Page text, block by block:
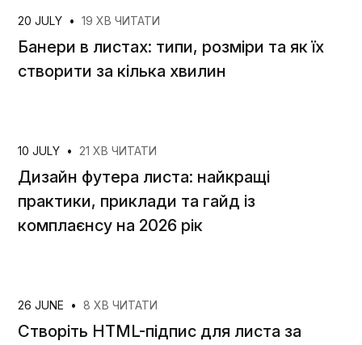
20 JULY • 19 ХВ ЧИТАТИ
Банери в листах: типи, розміри та як їх
створити за кілька хвилин
10 JULY • 21 ХВ ЧИТАТИ
Дизайн футера листа: найкращі
практики, приклади та гайд із
комплаєнсу на 2026 рік
26 JUNE • 8 ХВ ЧИТАТИ
Створіть HTML-підпис для листа за